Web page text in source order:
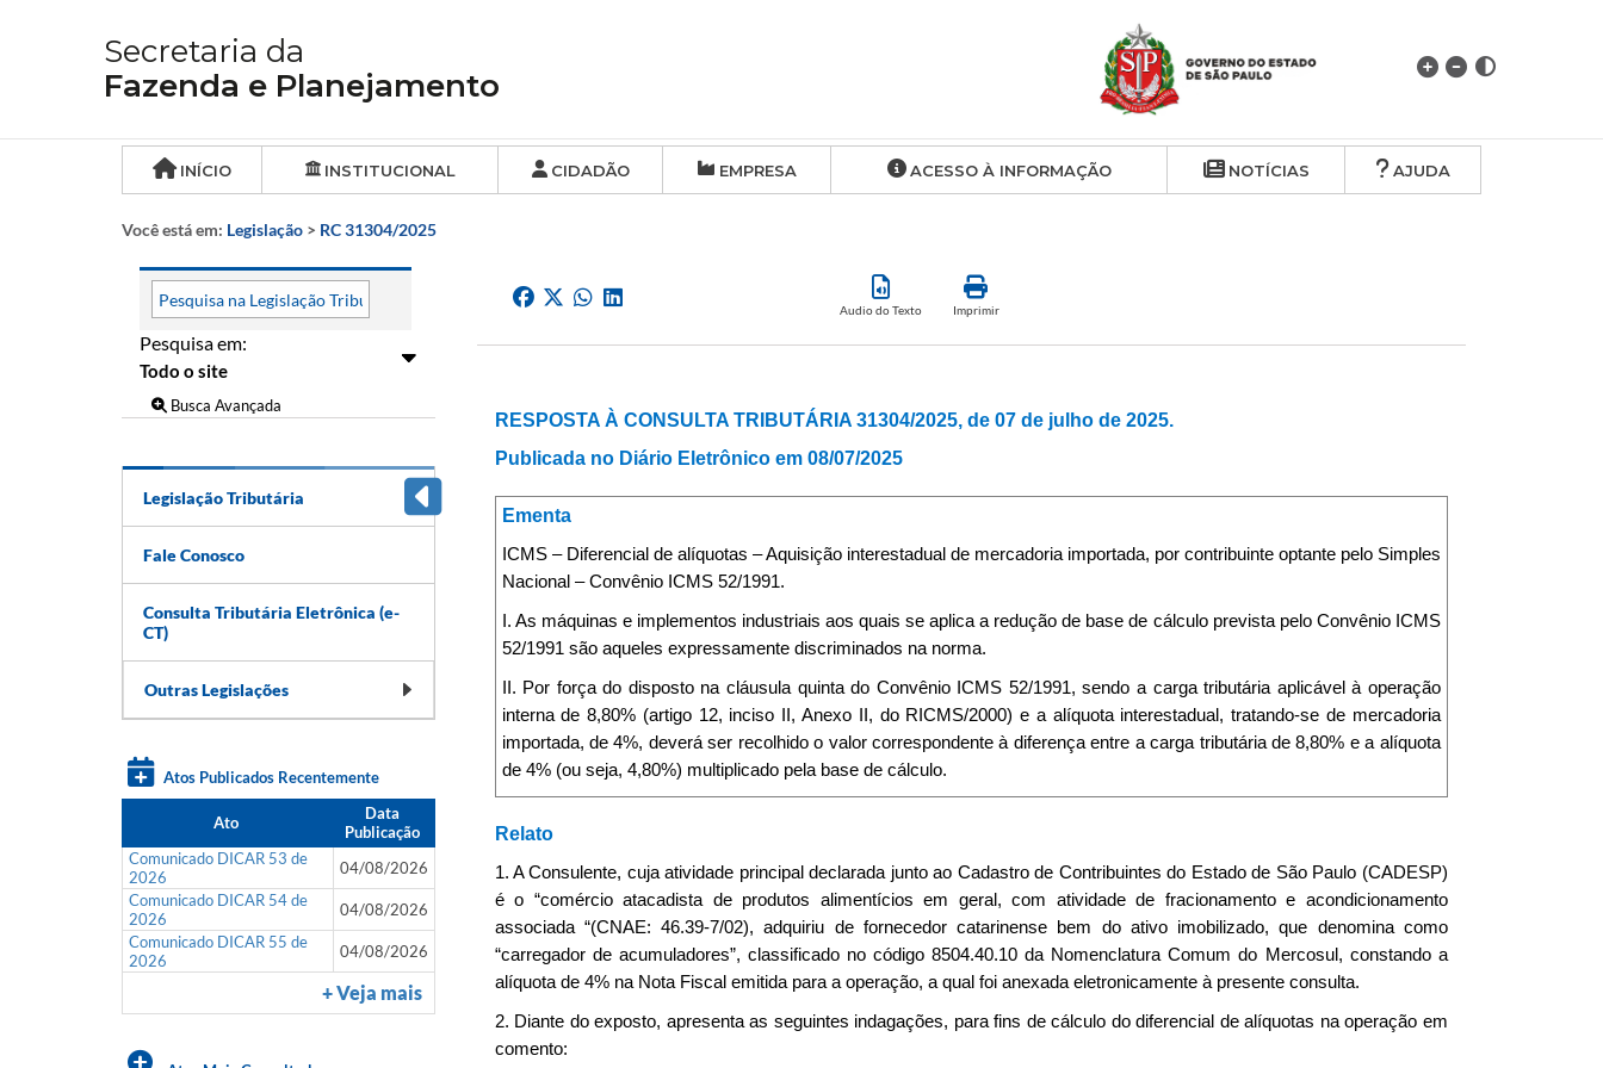
Secretaria da
Fazenda e Planejamento
INÍCIO INSTITUCIONAL CIDADÃO EMPRESA ACESSO À INFORMAÇÃO NOTÍCIAS AJUDA
Você está em: Legislação > RC 31304/2025
Pesquisa em:
Busca Avançada
Legislação Tributária
Fale Conosco
Consulta Tributária Eletrônica (e-
CT)
Outras Legislações
Atos Publicados Recentemente
Ato
Data
Publicação
Comunicado DICAR 53 de
2026
04/08/2026
Comunicado DICAR 54 de
2026
04/08/2026
Comunicado DICAR 55 de
2026
04/08/2026
+ Veja mais
Audio do Texto Imprimir
RESPOSTA À CONSULTA TRIBUTÁRIA 31304/2025, de 07 de julho de 2025.
Publicada no Diário Eletrônico em 08/07/2025
Ementa
ICMS – Diferencial de alíquotas – Aquisição interestadual de mercadoria importada, por contribuinte optante pelo Simples
Nacional – Convênio ICMS 52/1991.
I. As máquinas e implementos industriais aos quais se aplica a redução de base de cálculo prevista pelo Convênio ICMS
52/1991 são aqueles expressamente discriminados na norma.
II. Por força do disposto na cláusula quinta do Convênio ICMS 52/1991, sendo a carga tributária aplicável à operação
interna de 8,80% (artigo 12, inciso II, Anexo II, do RICMS/2000) e a alíquota interestadual, tratando-se de mercadoria
importada, de 4%, deverá ser recolhido o valor correspondente à diferença entre a carga tributária de 8,80% e a alíquota
de 4% (ou seja, 4,80%) multiplicado pela base de cálculo.
Relato
1. A Consulente, cuja atividade principal declarada junto ao Cadastro de Contribuintes do Estado de São Paulo (CADESP)
é o “comércio atacadista de produtos alimentícios em geral, com atividade de fracionamento e acondicionamento
associada “(CNAE: 46.39-7/02), adquiriu de fornecedor catarinense bem do ativo imobilizado, que denomina como
“carregador de acumuladores”, classificado no código 8504.40.10 da Nomenclatura Comum do Mercosul, constando a
alíquota de 4% na Nota Fiscal emitida para a operação, a qual foi anexada eletronicamente à presente consulta.
2. Diante do exposto, apresenta as seguintes indagações, para fins de cálculo do diferencial de alíquotas na operação em
comento: